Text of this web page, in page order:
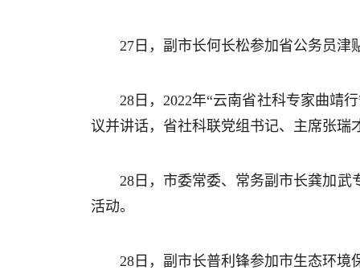
27日，副市长何长松参加省公务员
28日，2022年“云南省社科专家曲靖
议并讲话，省社科联党组书记、主席张
28日，市委常委、常务副市长龚加
活动。
28日，副市长普利锋参加市生态环境